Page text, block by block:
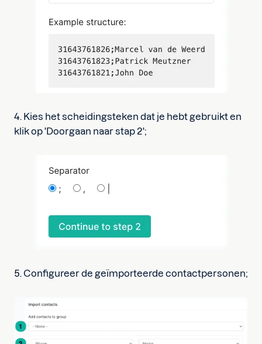
4. Kies het scheidingsteken dat je hebt gebruikt en
klik op 'Doorgaan naar stap 2';
5. Configureer de geïmporteerde contactpersonen;